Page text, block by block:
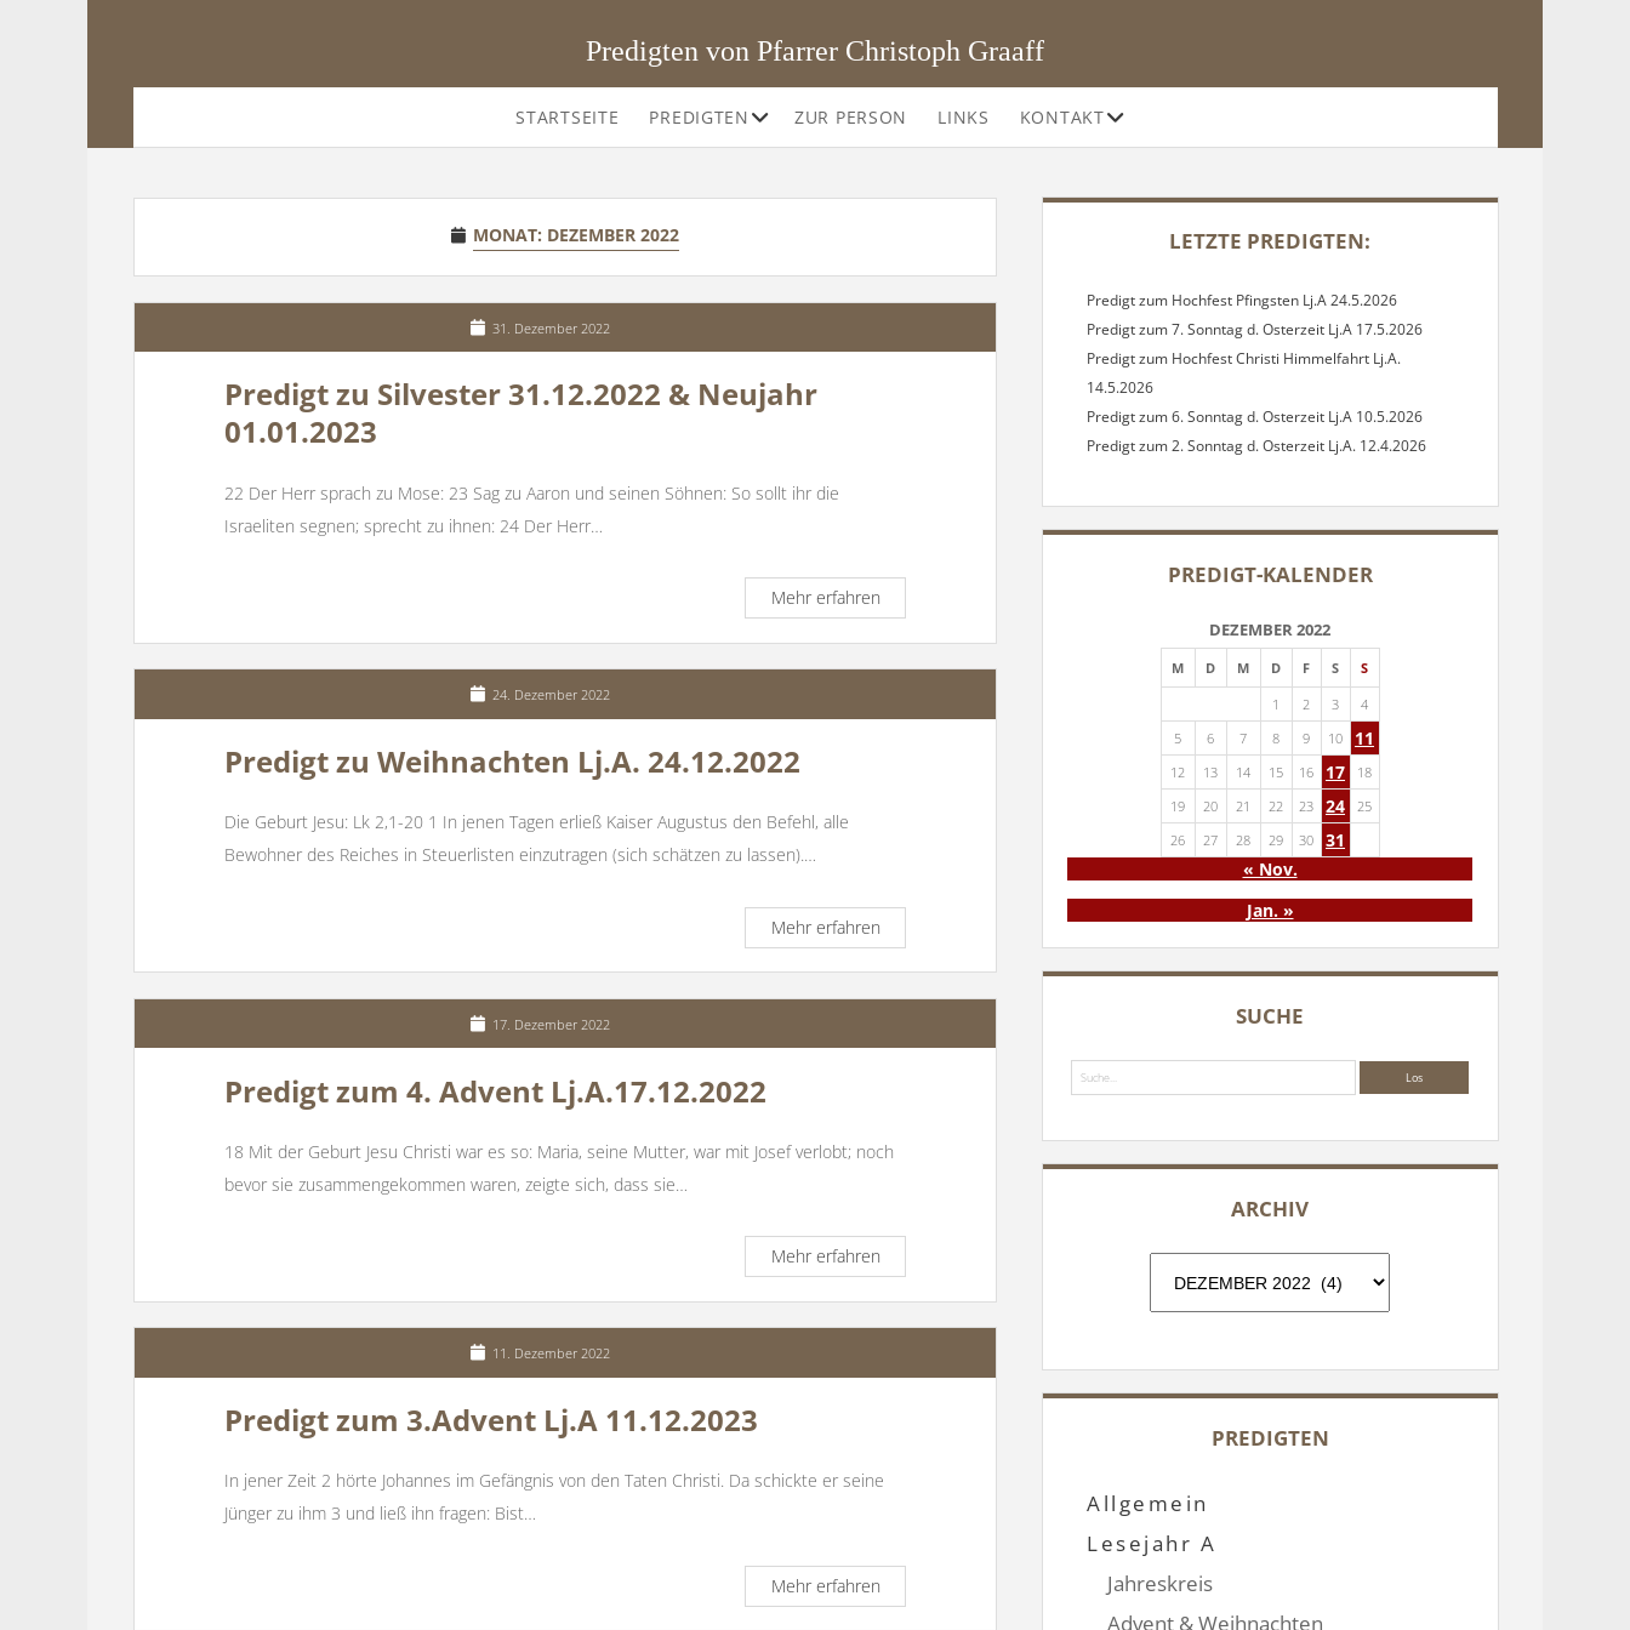
Predigten von Pfarrer Christoph Graaff
STARTSEITE PREDIGTEN OffeneZUR PERSON LINKS KONTAKTOffene
MONAT: DEZEMBER 2022
31. Dezember 2022
Predigt zu Silvester 31.12.2022 & Neujahr
01.01.2023
22 Der Herr sprach zu Mose: 23 Sag zu Aaron und seinen Söhnen: So sollt ihr die
Israeliten segnen; sprecht zu ihnen: 24 Der Herr…
Mehr erfahrenPredigt
zu
Silvester
31.12.2022
Neujahr
24. Dezember 2022
Predigt zu Weihnachten Lj.A. 24.12.2022
Die Geburt Jesu: Lk 2,1-20 1 In jenen Tagen erließ Kaiser Augustus den Befehl, alle
Bewohner des Reiches in Steuerlisten einzutragen (sich schätzen zu lassen).…
Mehr erfahrenPredigt
zu
Weihnachten
Lj.A.
17. Dezember 2022
Predigt zum 4. Advent Lj.A.17.12.2022
18 Mit der Geburt Jesu Christi war es so: Maria, seine Mutter, war mit Josef verlobt; noch
bevor sie zusammengekommen waren, zeigte sich, dass sie…
Mehr erfahrenPredigt
zum
4.
Advent
11. Dezember 2022
Predigt zum 3.Advent Lj.A 11.12.2023
In jener Zeit 2 hörte Johannes im Gefängnis von den Taten Christi. Da schickte er seine
Jünger zu ihm 3 und ließ ihn fragen: Bist…
Mehr erfahrenPredigt
zum
SIDEBAR
LETZTE PREDIGTEN:
Predigt zum Hochfest Pfingsten Lj.A 24.5.2026
Predigt zum 7. Sonntag d. Osterzeit Lj.A 17.5.2026
Predigt zum Hochfest Christi Himmelfahrt Lj.A.
14.5.2026
Predigt zum 6. Sonntag d. Osterzeit Lj.A 10.5.2026
Predigt zum 2. Sonntag d. Osterzeit Lj.A. 12.4.2026
PREDIGT-KALENDER
DEZEMBER 2022
M D M D F S
S
1
2 3
4
5
6 7 8 9 10 11
12 13 14 15 16 17
18
19
20 21 22 23 24
25
26
27 28 29 30
31
« Nov.
Jan. »
SUCHE
ARCHIV
PREDIGTEN
Allgemein
Lesejahr A
Jahreskreis
Advent & Weihnachten